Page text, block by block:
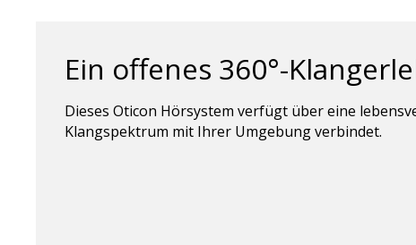
Ein offenes 360°-
Dieses Oticon Hörsystem verfügt über eine
Klangspektrum mit Ihrer Umgebung verbindet.